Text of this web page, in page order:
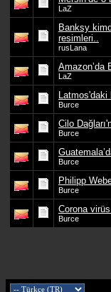
LaZ
Banksy
resimleri..
rusLana
Amazon’da
LaZ
Latmos'daki
Burce
Cilo
Burce
Burce
Philipp
Burce
Corona
Burce